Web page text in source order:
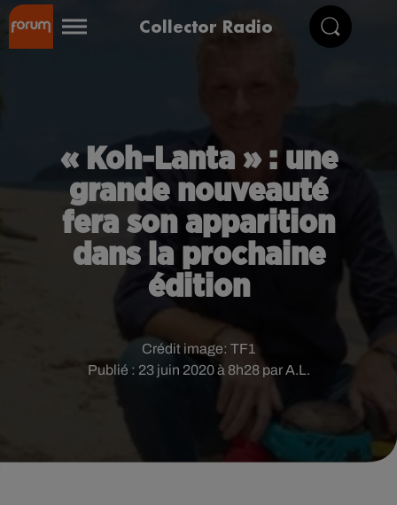
Collector Radio
« Koh-Lanta » : une
grande nouveauté
fera son apparition
dans la prochaine
édition
Publié : 23 juin 2020 à 8h28 par A.L.
Crédit image: TF1